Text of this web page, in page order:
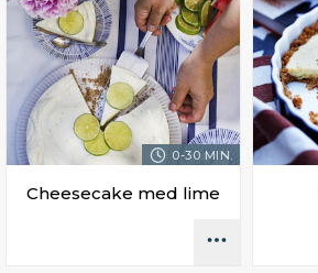
0-30 MIN.
Cheesecake med lime